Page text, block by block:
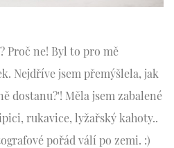
Proč ne! Byl to pro mě
Nejdříve jsem přemýšlela, jak
dostanu?'! Měla jsem zabalené
rukavice, lyžařský kahoty..
pořád válí po zemi. :)